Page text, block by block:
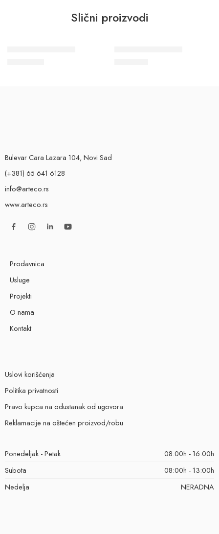
Slični proizvodi
Bulevar Cara Lazara 104, Novi Sad
(+381) 65 641 6128
info@arteco.rs
www.arteco.rs
Prodavnica
Usluge
Projekti
O nama
Kontakt
Uslovi korišćenja
Politika privatnosti
Pravo kupca na odustanak od ugovora
Reklamacije na oštećen proizvod/robu
Ponedeljak - Petak
08:00h - 16:00h
Subota
08:00h - 13:00h
Nedelja
NERADNA